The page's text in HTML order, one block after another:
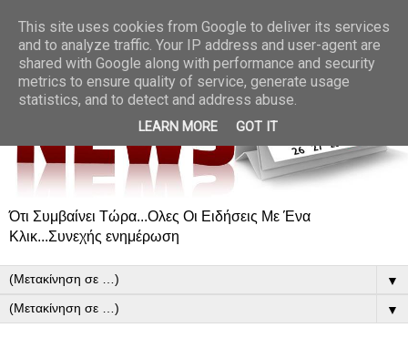
Ότι Συμβαίνει Τώρα...Ολες Οι Ειδήσεις Με Ένα
Κλικ...Συνεχής ενημέρωση
▼
▼
This site uses cookies from Google to deliver its services
and to analyze traffic. Your IP address and user-agent are
shared with Google along with performance and security
metrics to ensure quality of service, generate usage
statistics, and to detect and address abuse.
LEARN MORE GOT IT